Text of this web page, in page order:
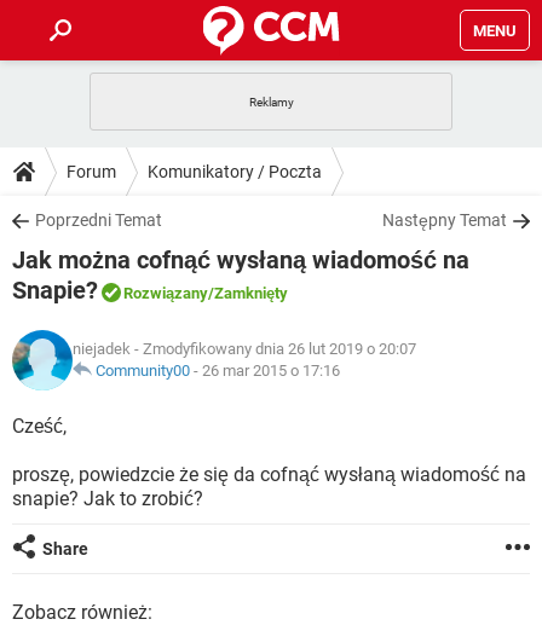
MENU
GRY WHATSAPP
SPOTIFY
INSTAGRAM FACEBOOK
WINDOWS 10
PORADY
PlayStation TIKTOK
SPOTIFY
WINDOWS 10
DO POBRANIA
ANDROID TIKTOK
GRY
IOS NETFLIX
INSTAGRAM
WINDOWS 10
FORUM
GRY WHATSAPP
WINDOWS 10
ARTYKUŁY
COVID-19
GRY
SPOTIFY NETFLIX
INSTAGRAM
WINDOWS 10
Forum Komunikatory / Poczta
Poprzedni Temat Następny Temat
Jak można cofnąć wysłaną wiadomość na
Snapie?
Rozwiązany/Zamknięty
niejadek - Zmodyfikowany dnia 26 lut 2019 o 20:07
Community00 - 26 mar 2015 o 17:16
Cześć,
proszę, powiedzcie że się da cofnąć wysłaną wiadomość na
snapie? Jak to zrobić?
Share
Zobacz również: